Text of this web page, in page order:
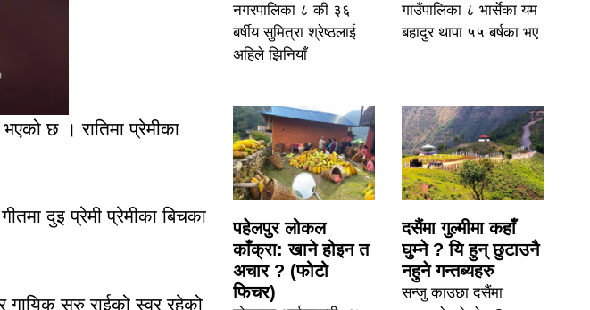
छ । रातिमा प्रेमीका
दुइ प्रेमी प्रेमीका बिचका
सरु राईको स्वर रहेको
नगरपालिका ८ की ३६
बर्षीय सुमित्रा श्रेष्ठलाई
अहिले झिनियाँ
गाउँपालिका ८ भार्सेका यम
बहादुर थापा ५५ बर्षका भए
पहेलपुर लोकल
काँक्रा: खाने होइन त
अचार ? (फोटो
फिचर)
दसैंमा गुल्मीमा कहाँ
घुम्ने ? यि हुन् छुटाउनै
नहुने गन्तब्यहरु
सन्जु काउछा दसैंमा